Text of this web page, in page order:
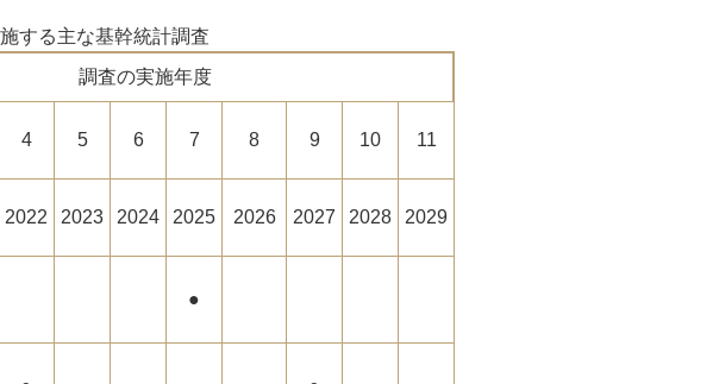
する主な基幹統計調査
調査の実施年度
4 5 6 7 8 9 10 11
2022 2023 2024 2025 2026 2027 2028 2029
●